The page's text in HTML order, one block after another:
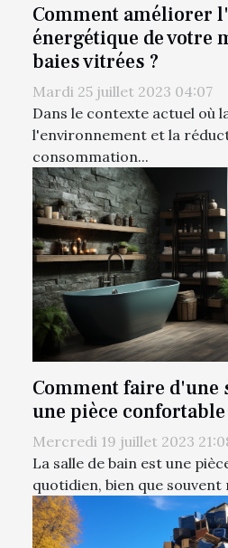
Comment améliorer
énergétique de votre
baies vitrées ?
Mardi 25 juillet 2023 04:07
Dans le contexte actuel où
l'environnement et la
consommation...
Comment faire d'une
une pièce
Mercredi 19 juillet 2023
La salle de bain est une
quotidien, bien que souvent